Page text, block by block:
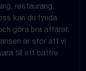
restaurang,
kan du fynda
göra bra affärer.
är stor att vi
till ett bättre